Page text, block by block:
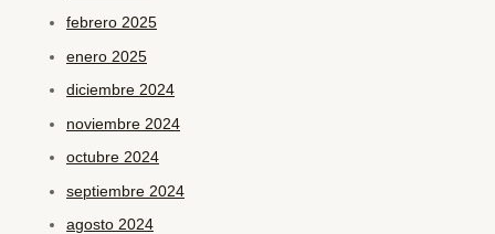
febrero 2025
enero 2025
diciembre 2024
noviembre 2024
octubre 2024
septiembre 2024
agosto 2024